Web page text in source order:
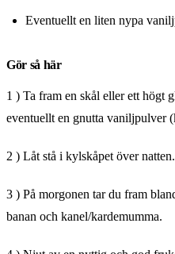
Eventuellt en liten nypa
Gör så här
1 ) Ta fram en skål eller ett högt
eventuellt en gnutta vaniljpulver
2 ) Låt stå i kylskåpet över natten.
3 ) På morgonen tar du fram
banan och kanel/kardemumma.